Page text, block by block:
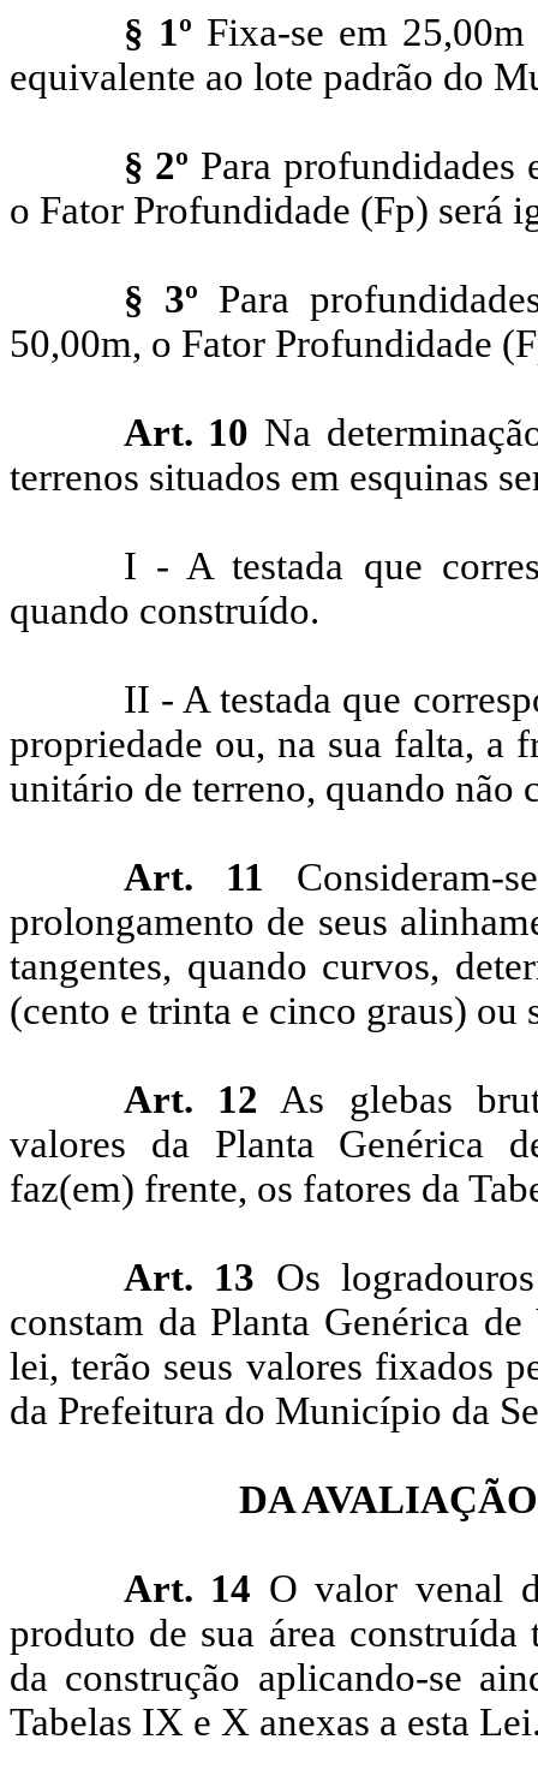
§ 1º Fixa-se em
equivalente ao lote padrão do
§ 2º Para profundidades
o Fator Profundidade (Fp) será
§ 3º Para
50,00m, o Fator Profundidade (
Art. 10 Na
terrenos situados em esquinas
I - A testada que
quando construído.
II - A testada que
propriedade ou, na sua falta, a
unitário de terreno, quando não
Art. 11
prolongamento de seus
tangentes, quando curvos,
(cento e trinta e cinco graus) ou
Art. 12 As glebas
valores da Planta Genérica
faz(em) frente, os fatores da
Art. 13 Os
constam da Planta Genérica
lei, terão seus valores fixados
da Prefeitura do Município da
DA
Art. 14 O valor venal
produto de sua área
da construção aplicando-se
Tabelas IX e X anexas a esta